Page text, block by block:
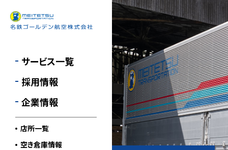
サービス一覧
国内航空貨物輸送
貴重品輸送
特殊輸送
警備輸送
ロジスティクス
サービス
その他サービス
採用情報
採用情報
企業情報
会社概要
経営理念
環境への取り組み
各種認定取得
営業所一覧
国内利用航空運送約款
（PDF）
店所一覧
空き倉庫情報